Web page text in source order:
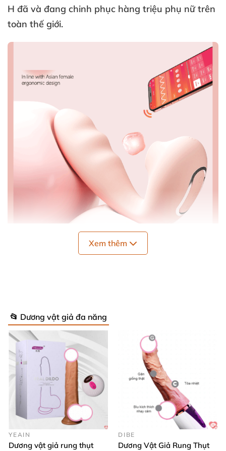
H đã và đang chinh phục hàng triệu phụ nữ trên
toàn thế giới.
Xem thêm
📂 Dương vật giả đa năng
YEAIN
Dương vật giả rung thụt
DIBE
Dương Vật Giả Rung Thụt